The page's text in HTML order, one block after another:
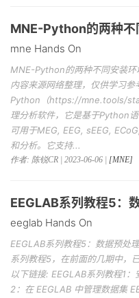
MNE-Python的两种不
mne Hands On
MNE-Python的两种不同安装
内容来源网络整理，仅供学习参
Python（https://mne.tools/
理分析软件，它是基于Python
可用于MEG, EEG, sEEG,
和分析。它支持...
作者: 陈锐CR | 2023-06-06 | [MNE]
EEGLAB系列教程5：
eeglab Hands On
EEGLAB系列教程5：数据预处
系列教程5，在前面的几期中，
以下链接: EEGLAB系列教程1
2：在 EEGLAB 中管理数据集